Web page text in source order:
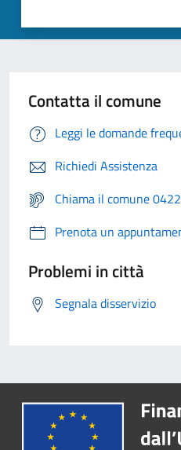
Contatta il comune
Leggi le domande
Richiedi Assistenza
Chiama il comune
Prenota un
Problemi in città
Segnala disservizio